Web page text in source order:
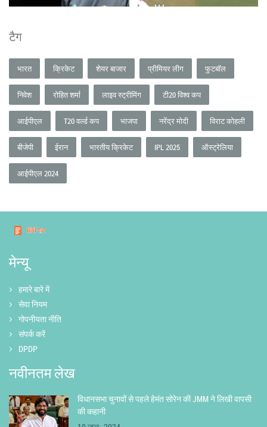
टैग
भारत क्रिकेट शेयर बाजार प्रीमियर लीग फुटबॉल
निवेश रोहित शर्मा लाइव स्ट्रीमिंग टी20 विश्व कप
आईपीएल T20 वर्ल्ड कप भाजपा नरेंद्र मोदी विराट कोहली
बीजेपी ईरान भारतीय क्रिकेट IPL 2025 ऑस्ट्रेलिया
आईपीएल 2024
मेन्यू
हमारे बारे में
सेवा नियम
गोपनीयता नीति
संपर्क करें
DPDP
नवीनतम लेख
विधानसभा चुनावों से पहले हेमंत सोरेन की JMM ने लिखी वापसी
की कहानी